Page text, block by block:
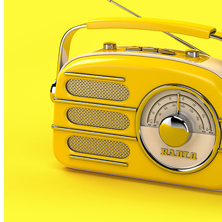
seu tràfic de visites en un 25% en aquest últim any
arribant prop de les 30 mil. Amb aquestes dades es
certifica que el web de RP ha esdevingut el referent
informatiu de PLF a la xarxa al tractar-se de l’únic
mitjà amb caràcter diari sobre la nostra localitat.
El web, d’actualització diària excepte a l’estiu i al
Nadal, aglutina tota classe d’informació local. De fet
en EL 2011 el més vist ha estat l’apartat del web
dedicat a les eleccions municipals i al concurs de les
bosses de la compra de l’Acep.
La ràdio a la carta, i en especial els plens municipals,
han estat dels apartats més consultats i descarregats